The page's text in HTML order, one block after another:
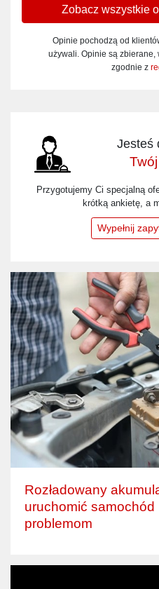
Zobacz wszystkie
Opinie pochodzą od
używali. Opinie są
zgodnie z
Jesteś
Przygotujemy Ci specjalną
krótką ankietę, a
Wypełnij
Rozładowany
uruchomić samochód
problemom